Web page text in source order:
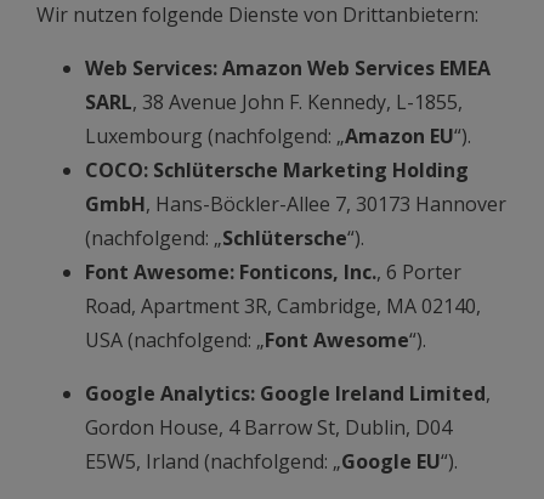
Wir nutzen folgende Dienste von Drittanbietern:
Web Services: Amazon Web Services EMEA
SARL, 38 Avenue John F. Kennedy, L-1855,
Luxembourg (nachfolgend: „Amazon EU“).
COCO: Schlütersche Marketing Holding
GmbH, Hans-Böckler-Allee 7, 30173 Hannover
(nachfolgend: „Schlütersche“).
Font Awesome: Fonticons, Inc., 6 Porter
Road, Apartment 3R, Cambridge, MA 02140,
USA (nachfolgend: „Font Awesome“).
Google Analytics: Google Ireland Limited,
Gordon House, 4 Barrow St, Dublin, D04
E5W5, Irland (nachfolgend: „Google EU“).